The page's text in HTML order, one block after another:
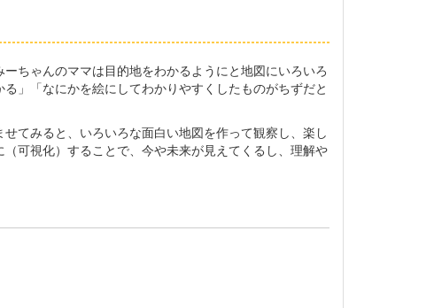
ちゃんのママは目的地をわかるようにと地図にいろいろ
」「なにかを絵にしてわかりやすくしたものがちずだと
てみると、いろいろな面白い地図を作って観察し、楽し
可視化）することで、今や未来が見えてくるし、理解や